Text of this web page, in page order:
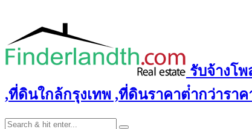
รับจ้างโ
,ที่ดินใกล้กรุงเทพ ,ที่ดินราคาต่ํากว่าร